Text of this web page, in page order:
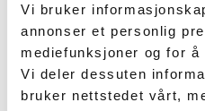
Vi bruker
annonser et personlig
mediefunksjoner og for
Vi deler dessuten
bruker nettstedet vårt,